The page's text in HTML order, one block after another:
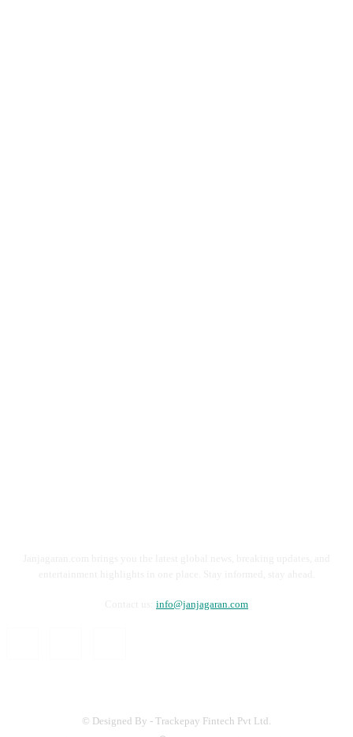
info@janjagaran.com
© Designed By - Trackepay Fintech Pvt Ltd.